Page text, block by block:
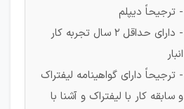
- ترجیحاً دیپلم
- دارای حداقل 2 سال تجربه کار
انبار
- ترجیحاً دارای گواهینامه لیفتراک
و سابقه کار با لیفتراک و آشنا با